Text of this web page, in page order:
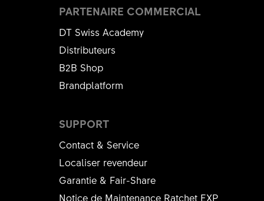
SUPPORT
Contact & Service
Localiser revendeur
Garantie & Fair-Share
Notice de Maintenance Ratchet EXP
PARTENAIRE COMMERCIAL
DT Swiss Academy
Distributeurs
B2B Shop
Brandplatform